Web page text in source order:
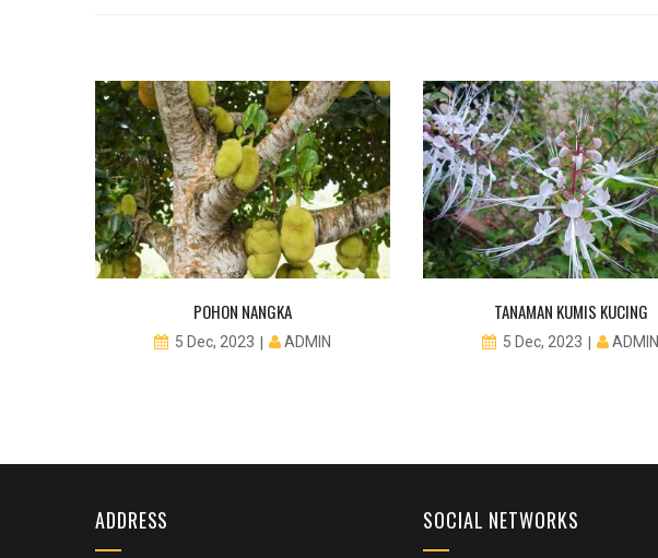
POHON NANGKA
5 Dec, 2023 ADMIN
TANAMAN KUMIS KUCING
5 Dec, 2023 ADMIN
ADDRESS SOCIAL NETWORKS